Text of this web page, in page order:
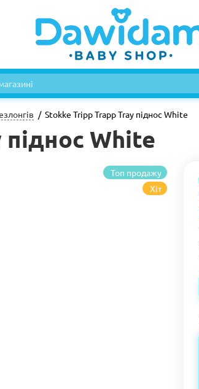
Stokke Tripp Trapp Tray піднос White
White
Топ продажу
Хіт